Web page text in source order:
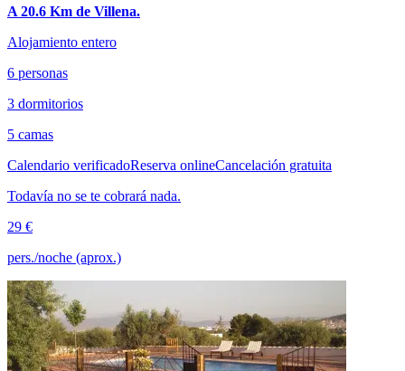
A 20.6 Km de Villena.
Alojamiento entero
6 personas
3 dormitorios
5 camas
Calendario verificadoReserva onlineCancelación gratuita
Todavía no se te cobrará nada.
29 €
pers./noche (aprox.)